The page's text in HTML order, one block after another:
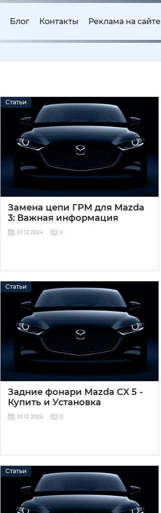
Блог Контакты Реклама на сайте
Статьи
Замена цепи ГРМ для Mazda
3: Важная информация
01 12 2024 0
Статьи
Задние фонари Mazda CX 5 -
Купить и Установка
01 12 2024 0
Статьи